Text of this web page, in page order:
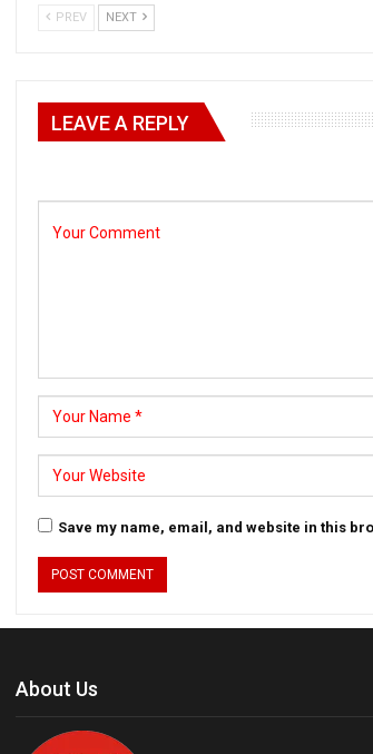
PREV NEXT
LEAVE A REPLY
Save my name, email, and website in this
About Us